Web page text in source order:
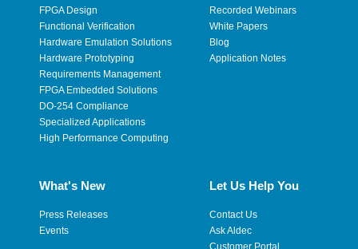
FPGA Design
Functional Verification
Hardware Emulation Solutions
Hardware Prototyping
Requirements Management
FPGA Embedded Solutions
DO-254 Compliance
Specialized Applications
High Performance Computing
Recorded Webinars
White Papers
Blog
Application Notes
What's New
Press Releases
Events
Let Us Help You
Contact Us
Ask Aldec
Customer Portal